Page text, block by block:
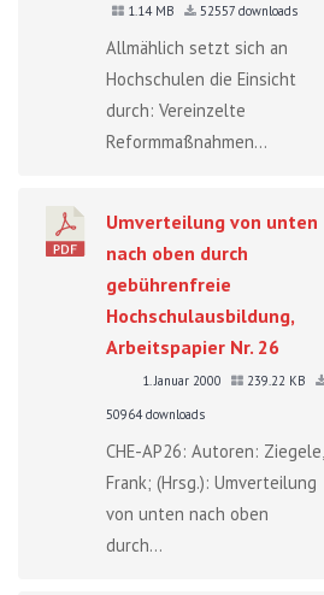
1.14 MB
52557 downloads
Allmählich setzt sich an
Hochschulen die Einsicht
durch: Vereinzelte
Reformmaßnahmen...
Umverteilung von unten
nach oben durch
gebührenfreie
Hochschulausbildung,
Arbeitspapier Nr. 26
1. Januar 2000
239.22 KB
50964 downloads
CHE-AP26: Autoren: Ziegele,
Frank; (Hrsg.): Umverteilung
von unten nach oben
durch...